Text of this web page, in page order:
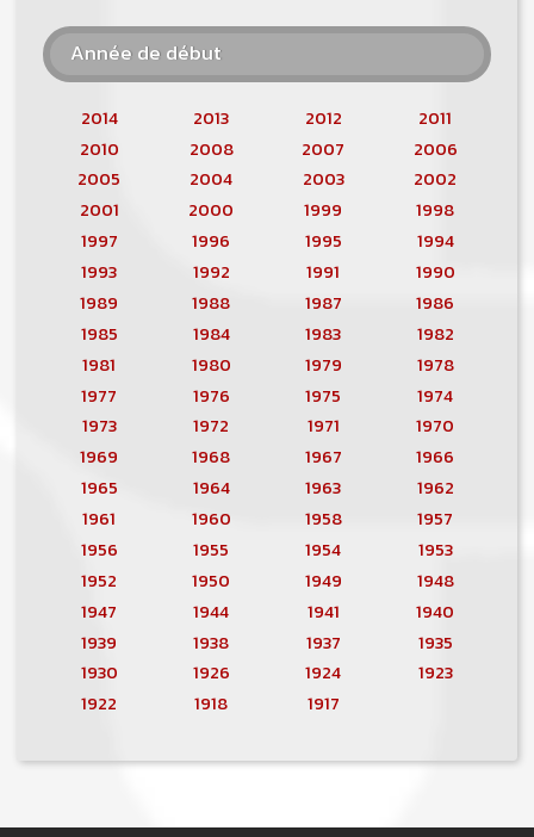
Année de début
2014 2013 2012
2011
2010
2008 2007
2006
2005
2004 2003
2002
2001
2000 1999
1998
1997
1996 1995
1994
1993
1992 1991
1990
1989
1988 1987
1986
1985
1984 1983
1982
1981
1980 1979
1978
1977
1976 1975
1974
1973
1972 1971
1970
1969
1968 1967
1966
1965
1964 1963
1962
1961
1960 1958
1957
1956
1955 1954
1953
1952
1950 1949
1948
1947
1944 1941
1940
1939
1938 1937
1935
1930
1926 1924
1923
1922
1918 1917